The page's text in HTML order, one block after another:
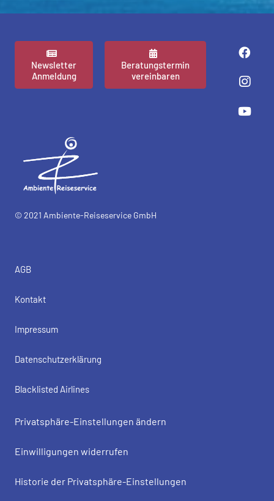
Newsletter
Anmeldung
Beratungstermin
vereinbaren
© 2021 Ambiente-Reiseservice GmbH
AGB
Kontakt
Impressum
Datenschutzerklärung
Blacklisted Airlines
Privatsphäre-Einstellungen ändern
Einwilligungen widerrufen
Historie der Privatsphäre-Einstellungen